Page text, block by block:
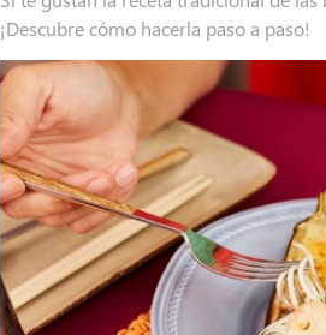
¡Descubre cómo hacerla paso a paso!